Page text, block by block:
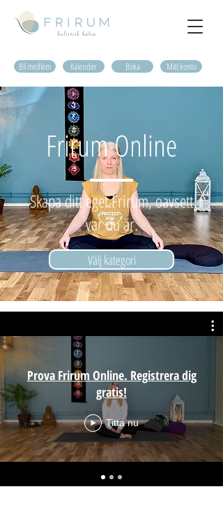
Bli medlem Boka Mitt konto
Kalender
Frirum Online
Skapa ditt eget Frirum, oavsett
var du är.
Välj kategori
Prova Frirum Online. Registrera dig
gratis!
Titta nu